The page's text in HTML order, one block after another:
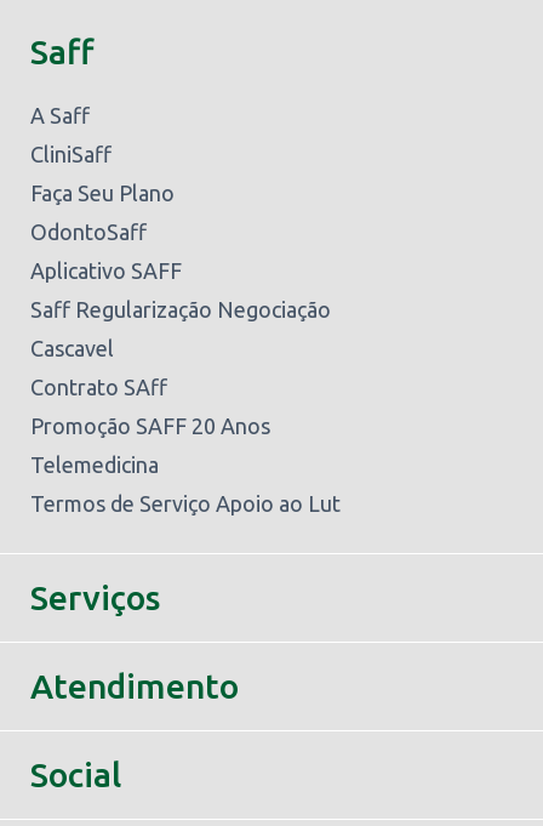
Saff
A Saff
CliniSaff
Faça Seu Plano
OdontoSaff
Aplicativo SAFF
Saff Regularização Negociação
Cascavel
Contrato SAff
Promoção SAFF 20 Anos
Telemedicina
Termos de Serviço Apoio ao Lut
Serviços
Atendimento
Social